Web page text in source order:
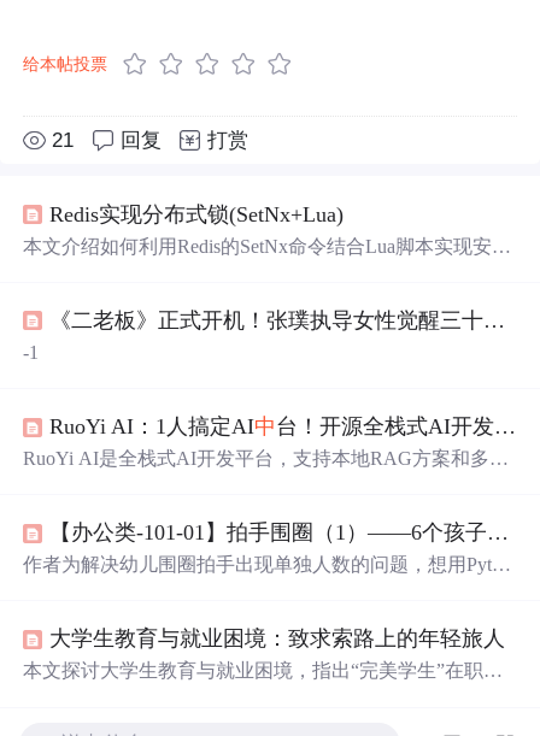
给本帖投票
21 回复 打赏
Redis实现分布式锁(SetNx+Lua)
本文介绍如何利用Redis的SetNx命令结合Lua脚本实现安全
《二老板》正式开机！张璞执导女性觉醒三十年史诗，破
-1
RuoYi AI：1人搞定AI中台！开源全栈式AI开发平台，快速集成大模型+RAG+支付等模块
RuoYi AI是全栈式AI开发平台，支持本地RAG方案和多模
库，保障数据隐私。适合企业和个人开发者快速搭建个性
化AI应用，文 中还介绍了其运行方法。
【办公类-101-01】拍手围圈（1）——6个孩子（双数）围圈，两两拍手，求单独人数
作者为解决幼儿围圈拍手出现单独人数的问题，想用Pytho
相加总数等于人数来测算6 - 30位双数孩子的单人情况，得
出一定规律。
大学生教育与就业困境：致求索路上的年轻旅人
本文探讨大学生教育与就业困境，指出“完美学生”在职场